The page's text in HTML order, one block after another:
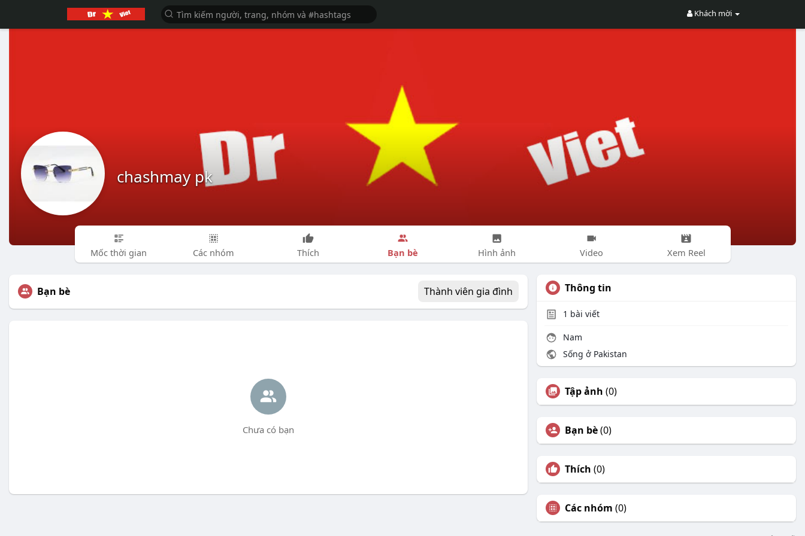
Khách mời
chashmay pk
Mốc thời gian Các nhóm Thích Bạn bè Hình ảnh Video Xem Reel
Bạn bè Thành viên gia đình
Chưa có bạn
Thông tin
1 bài viết
Nam
Sống ở Pakistan
Tập ảnh (0)
Bạn bè(0)
Thích (0)
Các nhóm (0)